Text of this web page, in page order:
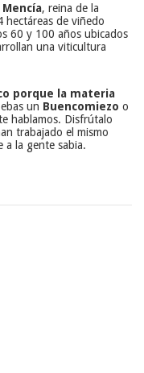
Mencía, reina de la
hectáreas de viñedo
60 y 100 años ubicados
una viticultura
porque la materia
un Buencomiezo o
hablamos. Disfrútalo
trabajado el mismo
a la gente sabia.